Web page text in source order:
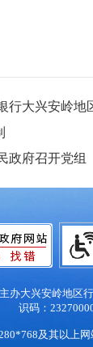
行大兴安岭地
政府召开党组
办大兴安岭地区
识码：
及其以上